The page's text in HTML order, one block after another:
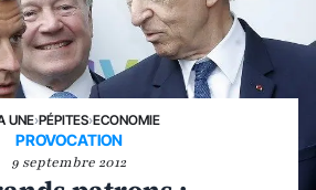
UNE›PÉPITES›ECONOMIE
PROVOCATION
9 septembre 2012